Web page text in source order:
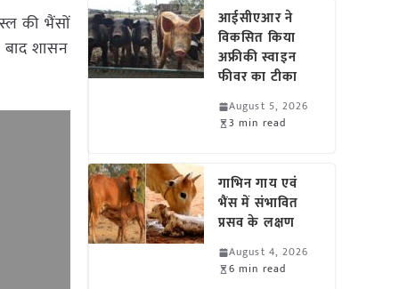
की भैंसों
बाद शासन
आईसीएआर ने
विकसित किया
अफ्रीकी स्वाइन
फीवर का टीका
August 5, 2026
3 min read
गाभिन गाय एवं
भैंस में संभावित
प्रसव के लक्षण
August 4, 2026
6 min read